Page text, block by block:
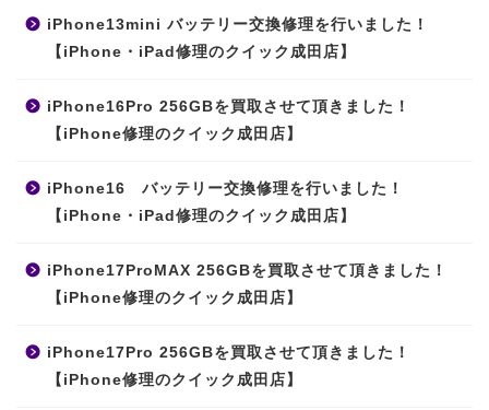
iPhone13mini バッテリー交換修理を行いました！
【iPhone・iPad修理のクイック成田店】
iPhone16Pro 256GBを買取させて頂きました！
【iPhone修理のクイック成田店】
iPhone16 バッテリー交換修理を行いました！
【iPhone・iPad修理のクイック成田店】
iPhone17ProMAX 256GBを買取させて頂きました！
【iPhone修理のクイック成田店】
iPhone17Pro 256GBを買取させて頂きました！
【iPhone修理のクイック成田店】